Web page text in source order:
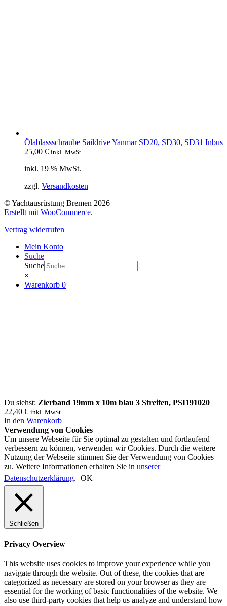
Ölablassschraube Saildrive Yanmar SD20, SD30, SD31 Inbus
25,00 € inkl. MwSt.
inkl. 19 % MwSt.
zzgl. Versandkosten
© Yachtausrüstung Bremen 2026
Erstellt mit WooCommerce.
Vertrag widerrufen
Mein Konto
Suche
Suche
×
Warenkorb 0
Du siehst: Zierband 19mm x 10m blau 3 Streifen, PSI191020
22,40 € inkl. MwSt.
In den Warenkorb
Verwendung von Cookies
Um unsere Webseite für Sie optimal zu gestalten und fortlaufend
verbessern zu können, verwenden wir Cookies. Durch die weitere
Nutzung der Webseite stimmen Sie der Verwendung von Cookies
zu. Weitere Informationen erhalten Sie in unserer
Datenschutzerklärung. OK
Schließen
Privacy Overview
This website uses cookies to improve your experience while you
navigate through the website. Out of these, the cookies that are
categorized as necessary are stored on your browser as they are
essential for the working of basic functionalities of the website. We
also use third-party cookies that help us analyze and understand how